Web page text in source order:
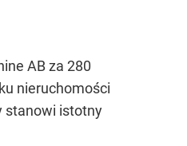
AB za 280
nieruchomości
stanowi istotny